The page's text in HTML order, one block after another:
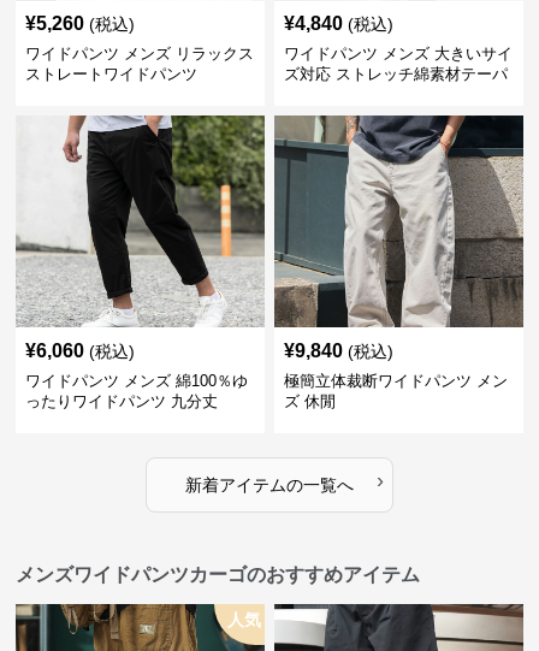
¥5,260 (税込)
ワイドパンツ メンズ リラックス
ストレートワイドパンツ
¥4,840 (税込)
ワイドパンツ メンズ 大きいサイ
ズ対応 ストレッチ綿素材テーパ
¥6,060 (税込)
ワイドパンツ メンズ 綿100％ゆ
ったりワイドパンツ 九分丈
¥9,840 (税込)
極簡立体裁断ワイドパンツ メン
ズ 休閒
新着アイテムの一覧へ ›
メンズワイドパンツカーゴのおすすめアイテム
人気